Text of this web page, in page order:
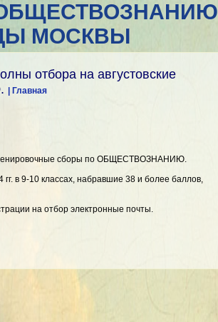
МОСКВЫ
отбора на августовские
| Главная
тренировочные сборы по ОБЩЕСТВОЗНАНИЮ.
в 9-10 классах, набравшие 38 и более баллов,
на отбор электронные почты.